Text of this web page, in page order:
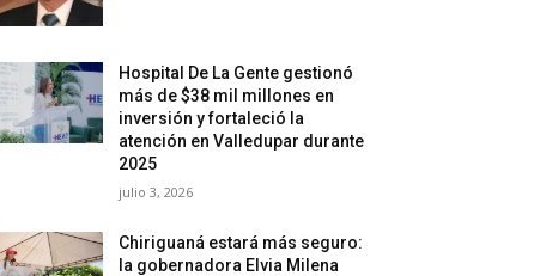
Hospital De La Gente gestionó
más de $38 mil millones en
inversión y fortaleció la
atención en Valledupar durante
2025
julio 3, 2026
Chiriguaná estará más seguro:
la gobernadora Elvia Milena